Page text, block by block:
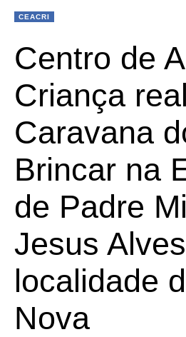
CEACRI
Centro de
Criança
Caravana
Brincar na
de Padre
Jesus
localidade
Nova